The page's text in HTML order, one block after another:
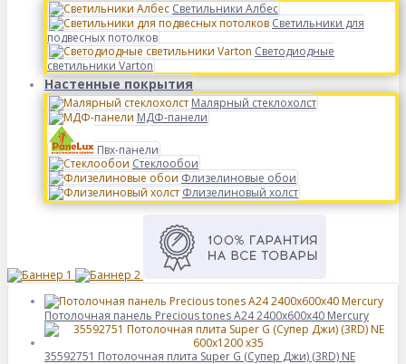
Светильники Албес
Светильники для
подвесных потолков
Светодиодные
светильники Varton
Настенные покрытия
Малярный стеклохолст
МДФ-панели
Пвх-панели
Стеклообои
Флизелиновые обои
Флизелиновый холст
Потолочная панель Precious tones A24 2400x600x40 Mercury
35592751 Потолочная плита Super G (Супер Джи) (3RD) NE